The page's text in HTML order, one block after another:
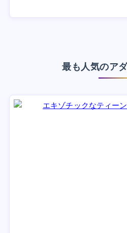
最も人気のア